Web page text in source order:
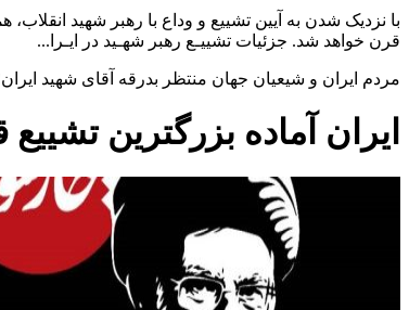
با نزدیک شدن به آیین تشییع و وداع با رهبر شهید
قرن خواهد شد. جزئیات تشییـع رهبر شهـید در ایـرا...
مردم ایران و شیعیان جهان منتظر بدرقه آقای شهید
ایران آماده بزرگترین